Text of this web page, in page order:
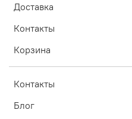
Доставка
Контакты
Корзина
Контакты
Блог